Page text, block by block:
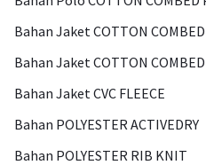
Bahan Jaket COTTON COMBED
Bahan Jaket COTTON COMBED
Bahan Jaket CVC FLEECE
Bahan POLYESTER ACTIVEDRY
Bahan POLYESTER RIB KNIT